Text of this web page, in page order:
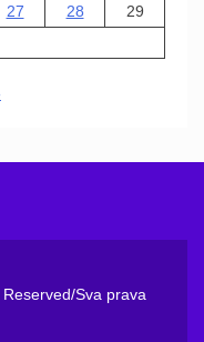
27 28
29
Sva prava